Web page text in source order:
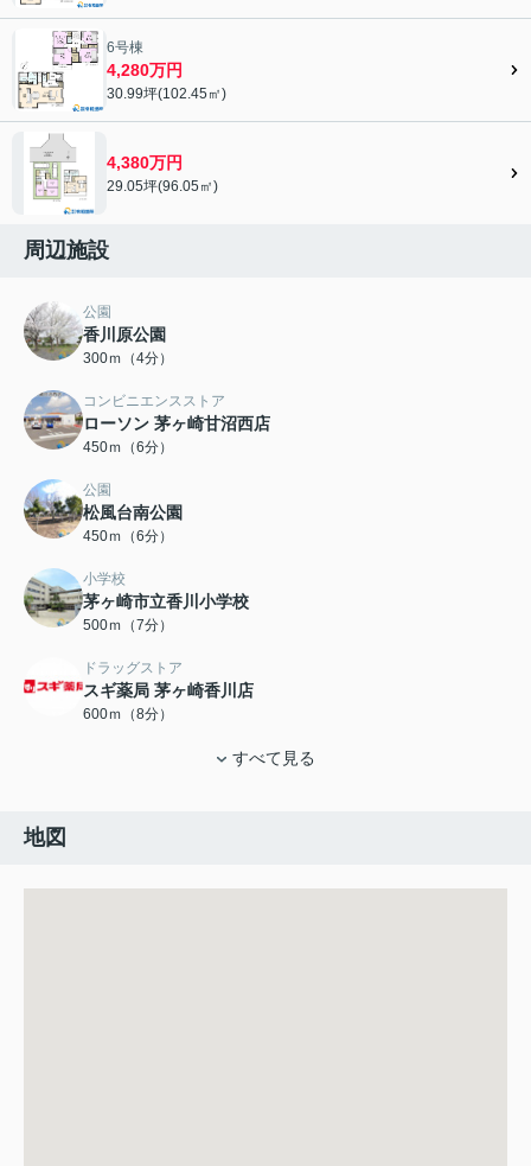
6号棟
4,280万円
30.99坪(102.45㎡)
4,380万円
29.05坪(96.05㎡)
周辺施設
公園
香川原公園
300ｍ（4分）
コンビニエンスストア
ローソン 茅ヶ崎甘沼西店
450ｍ（6分）
公園
松風台南公園
450ｍ（6分）
小学校
茅ヶ崎市立香川小学校
500ｍ（7分）
ドラッグストア
スギ薬局 茅ヶ崎香川店
600ｍ（8分）
すべて見る
地図